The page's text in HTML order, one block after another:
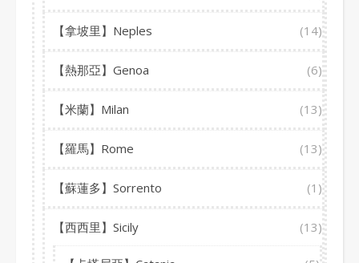
【拿坡里】Neples (14)
【熱那亞】Genoa (6)
【米蘭】Milan (13)
【羅馬】Rome (13)
【蘇蓮多】Sorrento (1)
【西西里】Sicily (13)